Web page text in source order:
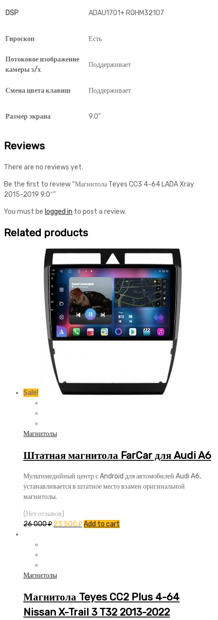
DSP ADAU1701+ ROHM32107
Гироскоп Есть
Потоковое изображение
камеры з/х
Поддерживает
Смена цвета клавиш Поддерживает
Размер экрана 9.0"
Reviews
There are no reviews yet.
Be the first to review “Магнитола Teyes CC3 4-64 LADA Xray
2015-2019 9.0″”
You must be logged in to post a review.
Related products
Sale!
Магнитолы
Штатная магнитола FarCar для Audi A6
Мультимедийный центр с Android для автомобилей Audi A6,
устанавливается в штатное место взамен оригинальной
магнитолы.
(Нет отзывов)
26 000₽ 23 500 ₽Add to cart
Магнитолы
Магнитола Teyes CC2 Plus 4-64
Nissan X-Trail 3 T32 2013-2022